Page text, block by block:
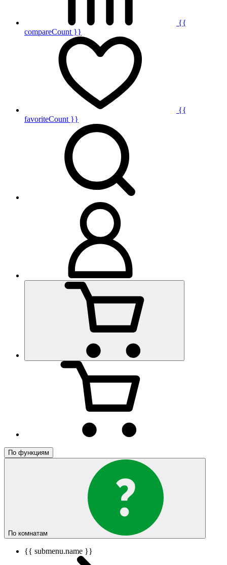
{{
compareCount }}
{{
favoriteCount }}
По функциям
По комнатам
{{ submenu.name }}